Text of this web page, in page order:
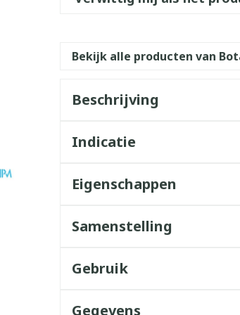
Bekijk alle producten van
Beschrijving
Indicatie
Eigenschappen
Samenstelling
Gebruik
Gegevens